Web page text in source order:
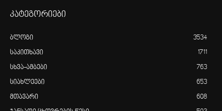
კატეგორიები
ბლოგი 3534
საკითხავი 1711
სხვა-ამბები 763
სიახლეები 653
მთავარი 608